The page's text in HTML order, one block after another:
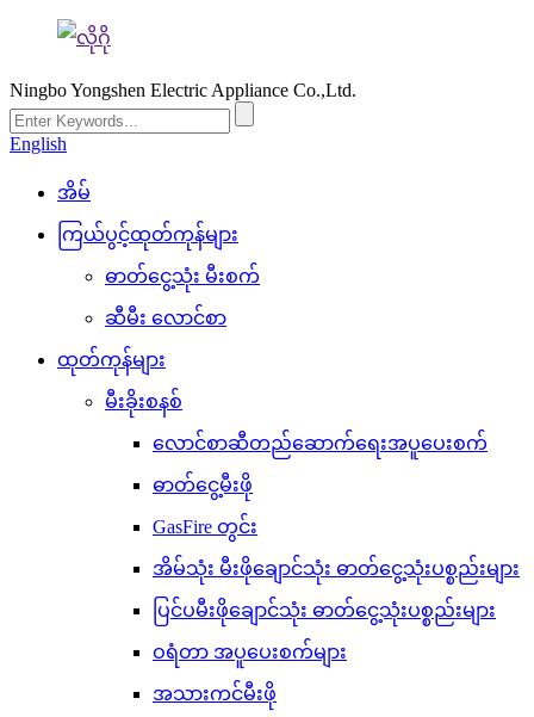
Ningbo Yongshen Electric Appliance Co.,Ltd.
English
အိမ်
ကြယ်ပွင့်ထုတ်ကုန်များ
ဓာတ်ငွေ့သုံး မီးစက်
ဆီမီး လောင်စာ
ထုတ်ကုန်များ
မီးခိုးစနစ်
လောင်စာဆီတည်ဆောက်ရေးအပူပေးစက်
ဓာတ်ငွေ့မီးဖို
GasFire တွင်း
အိမ်သုံး မီးဖိုချောင်သုံး ဓာတ်ငွေ့သုံးပစ္စည်းများ
ပြင်ပမီးဖိုချောင်သုံး ဓာတ်ငွေ့သုံးပစ္စည်းများ
ဝရံတာ အပူပေးစက်များ
အသားကင်မီးဖို